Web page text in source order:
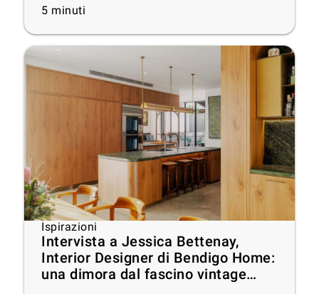
5 minuti
Ispirazioni
Intervista a Jessica Bettenay,
Interior Designer di Bendigo Home:
una dimora dal fascino vintage